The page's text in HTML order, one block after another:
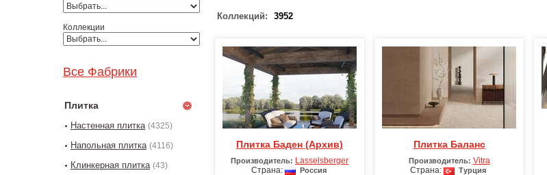
Коллекции
Все Фабрики
Плитка
Настенная плитка (4325)
Напольная плитка (4116)
Клинкерная плитка (43)
Коллекций: 3952
Плитка Баден (Архив)
Производитель: Lasselsberger
Страна:
Россия
Плитка Баланс
Производитель: Vitra
Страна:
Турция